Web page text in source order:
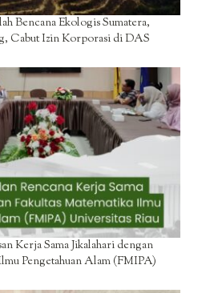
Bencana Ekologis Sumatera,
Cabut Izin Korporasi di DAS
Kerja Sama Jikalahari dengan
Pengetahuan Alam (FMIPA)